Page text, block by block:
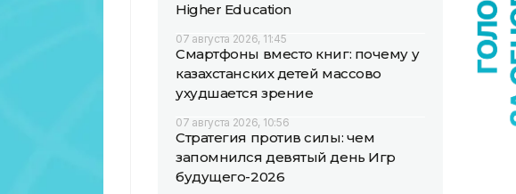
Higher Education
07 августа 2026, 11:45
Смартфоны вместо книг: почему у
казахстанских детей массово
ухудшается зрение
07 августа 2026, 10:56
Стратегия против силы: чем
запомнился девятый день Игр
будущего-2026